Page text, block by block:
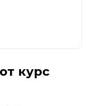
курс